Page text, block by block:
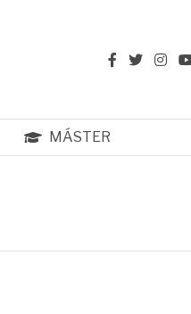
MÁSTER